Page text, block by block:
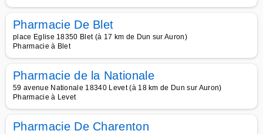
Pharmacie De Blet
place Eglise 18350 Blet (à 17 km de Dun sur Auron)
Pharmacie à Blet
Pharmacie de la Nationale
59 avenue Nationale 18340 Levet (à 18 km de Dun sur Auron)
Pharmacie à Levet
Pharmacie De Charenton